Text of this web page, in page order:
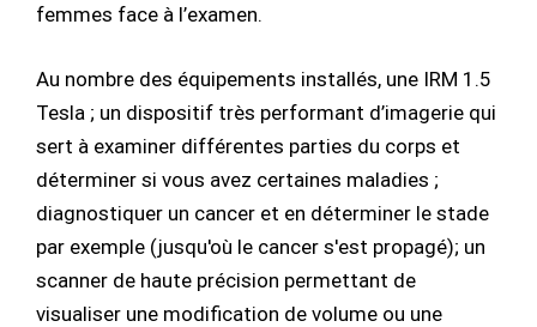
femmes face à l’examen.
Au nombre des équipements installés, une IRM 1.5
Tesla ; un dispositif très performant d’imagerie qui
sert à examiner différentes parties du corps et
déterminer si vous avez certaines maladies ;
diagnostiquer un cancer et en déterminer le stade
par exemple (jusqu'où le cancer s'est propagé); un
scanner de haute précision permettant de
visualiser une modification de volume ou une